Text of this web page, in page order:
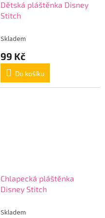
Dětská pláštěnka Disney
Stitch
Skladem
99 Kč
Do košíku
Chlapecká pláštěnka
Disney Stitch
Skladem